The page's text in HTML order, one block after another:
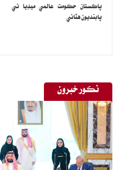
پاڪستان حڪومت عالمي ميڊيا تي
پابنديون هٽائي
نڪور خبرون